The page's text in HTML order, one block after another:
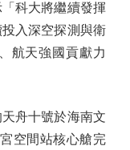
科大將繼續發揮
入深空探測與衛
航天強國貢獻力
舟十號於海南文
空間站核心艙完